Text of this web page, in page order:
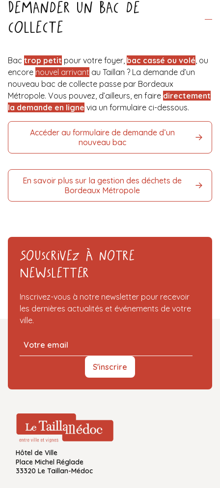
Demander un bac de
collecte
Bac trop petit pour votre foyer, bac cassé ou volé, ou
encore nouvel arrivant au Taillan ? La demande d’un
nouveau bac de collecte passe par Bordeaux
Métropole. Vous pouvez, d’ailleurs, en faire directement
la demande en ligne via un formulaire ci-dessous.
Accéder au formulaire de demande d’un
nouveau bac
En savoir plus sur la gestion des déchets de
Bordeaux Métropole
Souscrivez à notre
Newsletter
Inscrivez-vous à notre newsletter pour recevoir
les dernières actualités et événements de votre
ville.
S'inscrire
Hôtel de Ville
Place Michel Réglade
33320 Le Taillan-Médoc